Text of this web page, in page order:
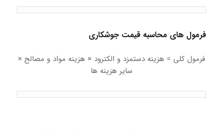
فرمول های محاسبه قیمت جوشکاری
فرمول کلی = هزینه دستمزد و الکترود × هزینه مواد و مصالح ×
سایر هزینه ها